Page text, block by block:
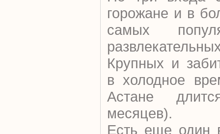
горожане и в
самых
Крупных и
в холодное
Астане
месяцев).
Есть еще один